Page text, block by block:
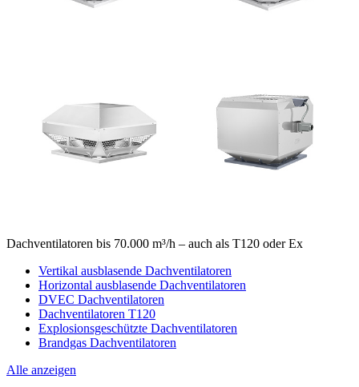
Dachventilatoren bis 70.000 m³/h – auch als T120 oder Ex
Vertikal ausblasende Dachventilatoren
Horizontal ausblasende Dachventilatoren
DVEC Dachventilatoren
Dachventilatoren T120
Explosionsgeschützte Dachventilatoren
Brandgas Dachventilatoren
Alle anzeigen